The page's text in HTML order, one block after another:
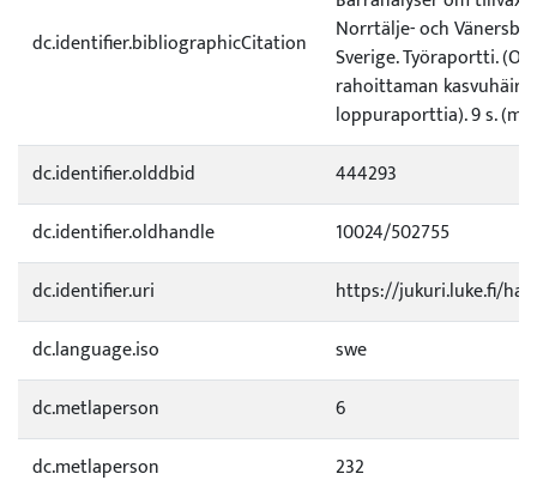
dc.identifier.bibliographicCitation
Norrtälje- och
Sverige. Työraportti.
rahoittaman
loppuraporttia). 9 s.
dc.identifier.olddbid
444293
dc.identifier.oldhandle
10024/502755
dc.identifier.uri
https://jukuri.luke.fi/
dc.language.iso
swe
dc.metlaperson
6
dc.metlaperson
232